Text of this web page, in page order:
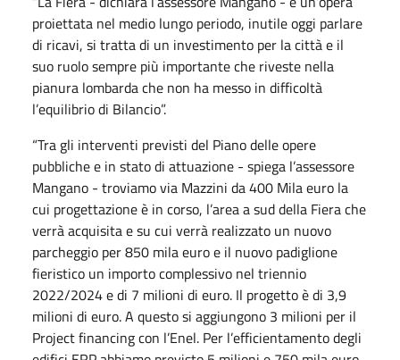
proiettata nel medio lungo periodo, inutile oggi parlare
di ricavi, si tratta di un investimento per la città e il
suo ruolo sempre più importante che riveste nella
pianura lombarda che non ha messo in difficoltà
l’equilibrio di Bilancio”.
“Tra gli interventi previsti del Piano delle opere
pubbliche e in stato di attuazione - spiega l’assessore
Mangano - troviamo via Mazzini da 400 Mila euro la
cui progettazione è in corso, l’area a sud della Fiera che
verrà acquisita e su cui verrà realizzato un nuovo
parcheggio per 850 mila euro e il nuovo padiglione
fieristico un importo complessivo nel triennio
2022/2024 e di 7 milioni di euro. Il progetto è di 3,9
milioni di euro. A questo si aggiungono 3 milioni per il
Project financing con l’Enel. Per l’efficientamento degli